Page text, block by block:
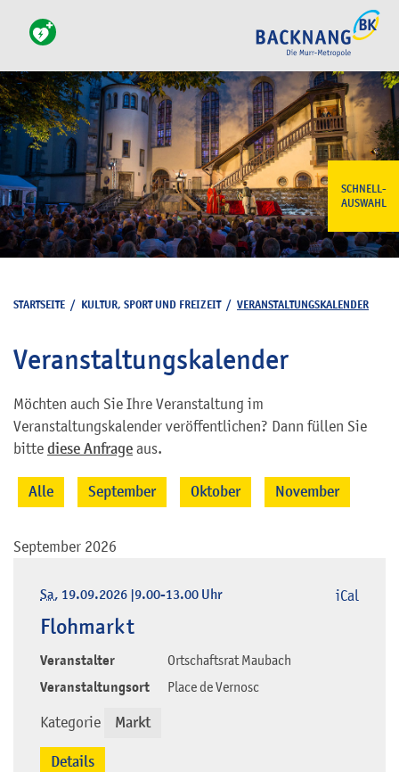
SCHNELL-
AUSWAHL
STARTSEITE / KULTUR, SPORT UND FREIZEIT/ VERANSTALTUNGSKALENDER
Veranstaltungskalender
Möchten auch Sie Ihre Veranstaltung im
Veranstaltungskalender veröffentlichen? Dann füllen Sie
bitte diese Anfrage aus.
Alle September Oktober November
September 2026
Sa, 19.09.2026 |9.00-13.00 Uhr
Flohmarkt
Veranstalter Ortschaftsrat Maubach
Veranstaltungsort Place de Vernosc
Kategorie Markt
iCal
Details